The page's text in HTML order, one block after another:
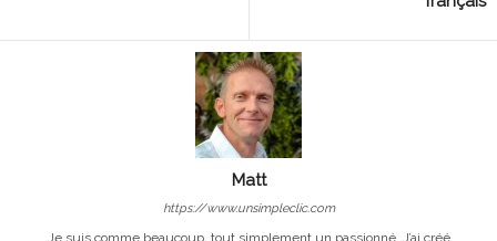
Matt
https://www.unsimpleclic.com
Je suis comme beaucoup, tout simplement un passionné. J’ai créé